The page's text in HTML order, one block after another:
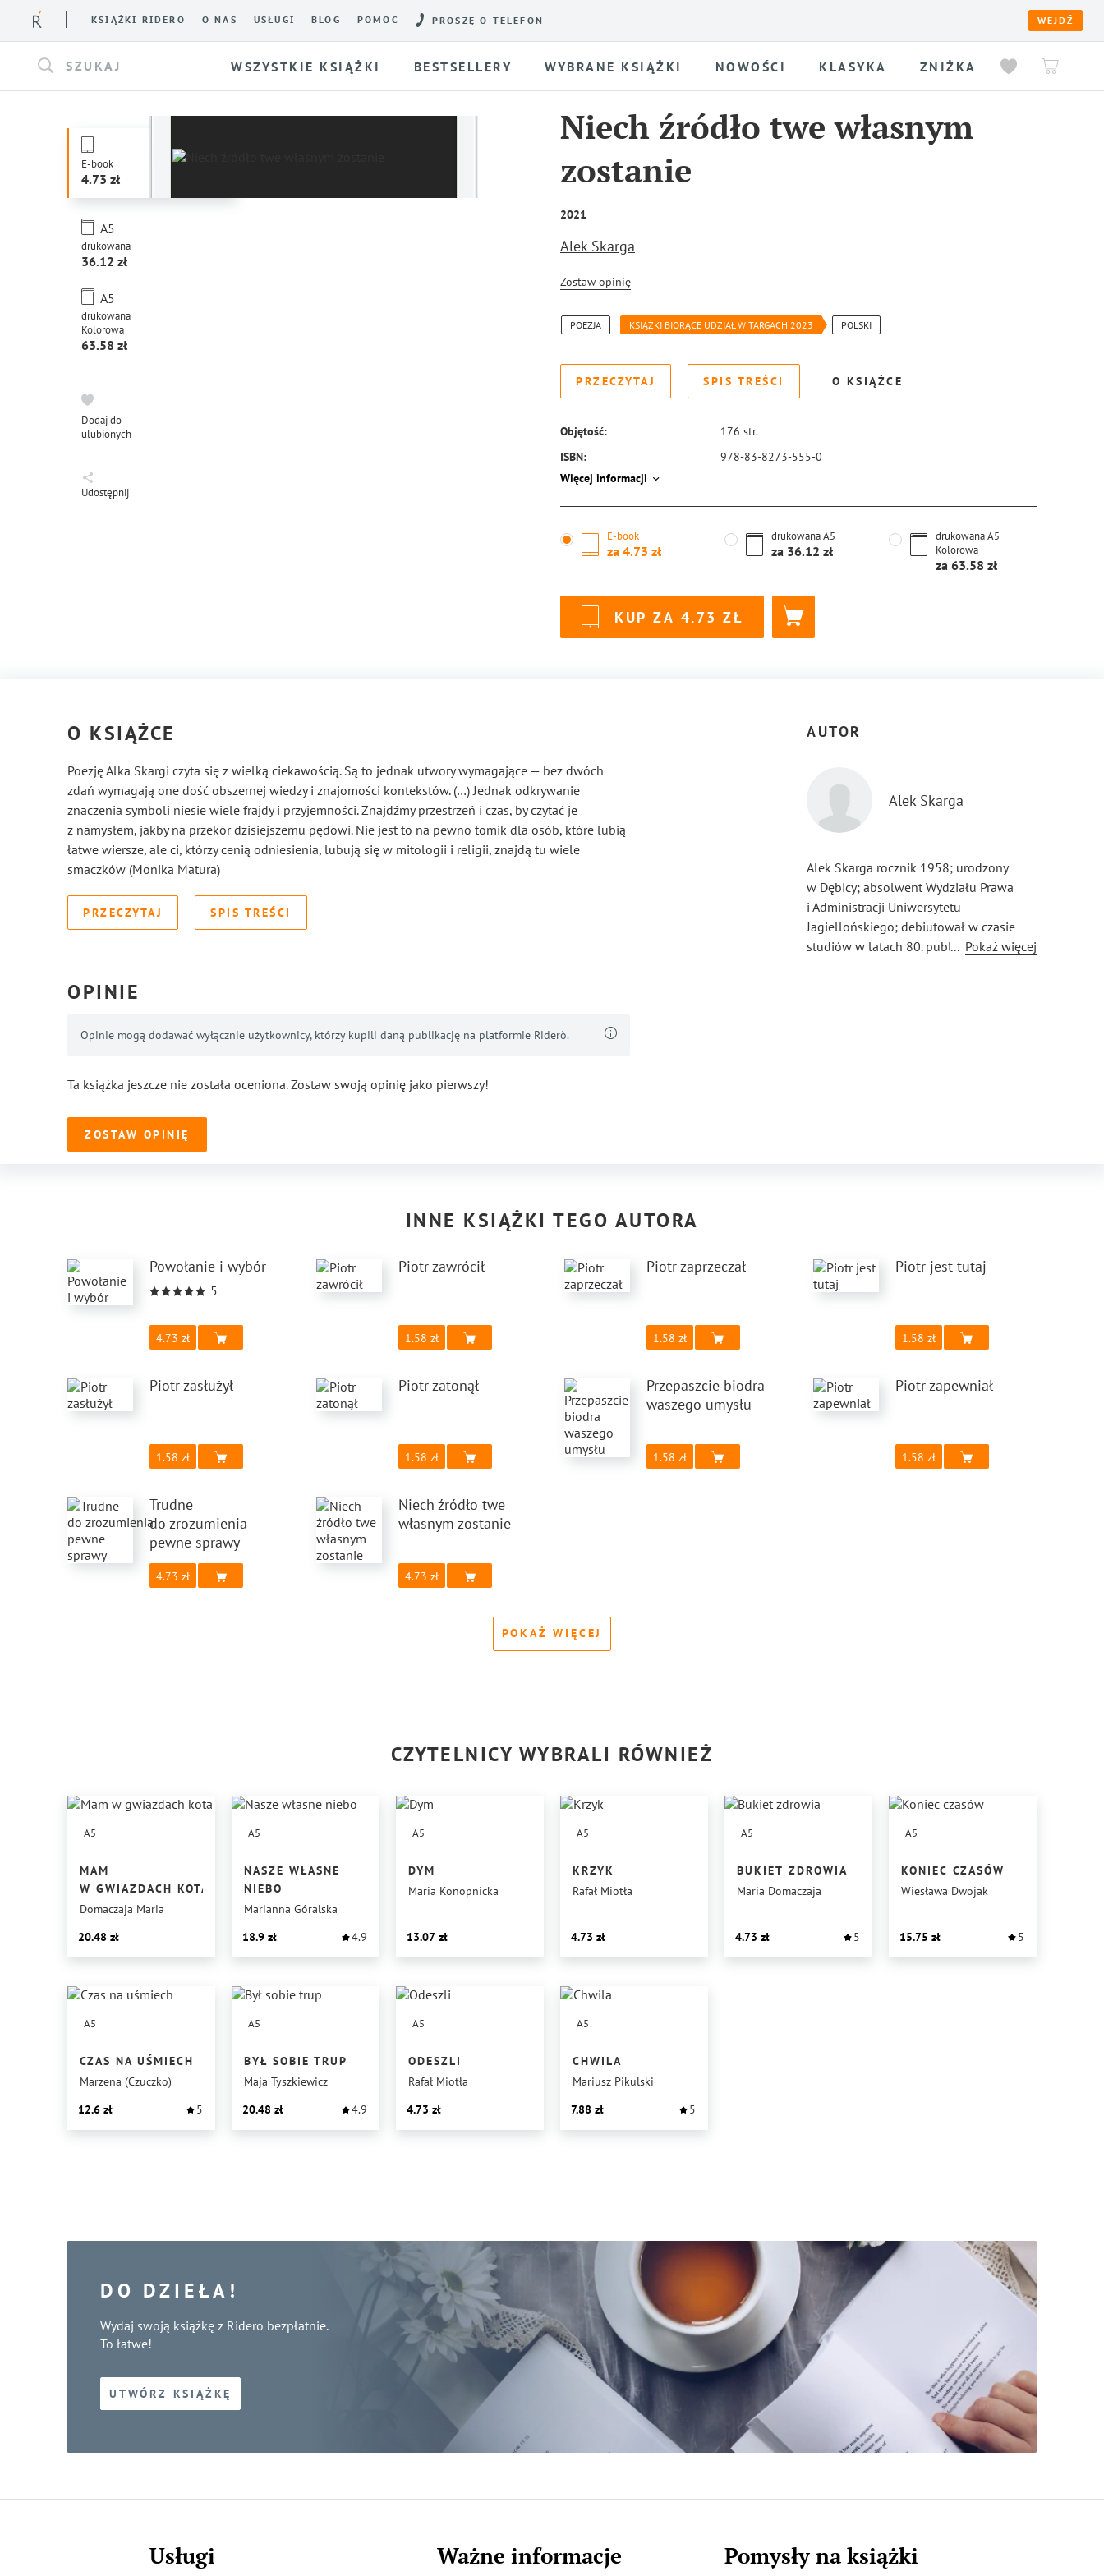
KSIĄŻKI RIDERO O NAS USŁUGI BLOG POMOC PROSZĘ O TELEFON WEJDŹ
SZUKAJ WSZYSTKIE KSIĄŻKI BESTSELLERY WYBRANE KSIĄŻKI NOWOŚCI KLASYKA ZNIŻKA
E-book
4.73
drukowana
A5
36.12
drukowana
A5
Kolorowa
63.58
Dodaj do
ulubionych
Udostępnij
Niech źródło twe własnym
zostanie
2021
Alek Skarga
Zostaw opinię
POEZJA KSIĄŻKI BIORĄCE UDZIAŁ W TARGACH 2023 POLSKI
PRZECZYTAJ SPIS TREŚCI O KSIĄŻCE
Objętość: 176 str.
ISBN:
978-83-8273-555-0
Więcej informacji
E-book
za 4.73
drukowanaA5
za 36.12
drukowanaA5
Kolorowa
za 63.58
KUP ZA 4.73
O KSIĄŻCE
Poezję Alka Skargi czyta się z wielką ciekawością. Są to jednak utwory wymagające — bez dwóch
zdań wymagają one dość obszernej wiedzy i znajomości kontekstów. (…) Jednak odkrywanie
znaczenia symboli niesie wiele frajdy i przyjemności. Znajdźmy przestrzeń i czas, by czytać je
z namysłem, jakby na przekór dzisiejszemu pędowi. Nie jest to na pewno tomik dla osób, które lubią
łatwe wiersze, ale ci, którzy cenią odniesienia, lubują się w mitologii i religii, znajdą tu wiele
smaczków (Monika Matura)
PRZECZYTAJ SPIS TREŚCI
OPINIE
Opinie mogą dodawać wyłącznie użytkownicy, którzy kupili daną publikację na platformie Riderò.
Ta książka jeszcze nie została oceniona. Zostaw swoją opinię jako pierwszy!
ZOSTAW OPINIĘ
AUTOR
Alek Skarga
Alek Skarga rocznik 1958; urodzony
w Dębicy; absolwent Wydziału Prawa
i Administracji Uniwersytetu
Jagiellońskiego; debiutował w czasie
studiów w latach 80. publikując swoje
... Pokaż więcej
INNE KSIĄŻKI TEGO AUTORA
Powołanie i wybór
5
4.73
Piotr zawrócił
1.58
Piotr zaprzeczał
1.58
Piotr jest tutaj
1.58
Piotr zasłużył
1.58
Piotr zatonął
1.58
Przepaszcie biodra
waszego umysłu
1.58
Piotr zapewniał
1.58
Trudne
do zrozumienia
pewne sprawy
4.73
Niech źródło twe
własnym zostanie
4.73
POKAŻ WIĘCEJ
CZYTELNICY WYBRALI RÓWNIEŻ
A5
MAM
W GWIAZDACH KOTA
Domaczaja Maria
20.48
A5
NASZE WŁASNE
NIEBO
Marianna Góralska
18.9
4.9
A5
DYM
Maria Konopnicka
13.07
A5
KRZYK
Rafał Miotła
4.73
A5
BUKIET ZDROWIA
Maria Domaczaja
4.73 5
A5
KONIEC CZASÓW
Wiesława Dwojak
15.75 5
A5
CZAS NA UŚMIECH
Marzena (Czuczko)
12.6
5
A5
BYŁ SOBIE TRUP
Maja Tyszkiewicz
20.48
4.9
A5
ODESZLI
Rafał Miotła
4.73
A5
CHWILA
Mariusz Pikulski
7.88
5
DO DZIEŁA!
Wydaj swoją książkę z Ridero bezpłatnie.
To łatwe!
UTWÓRZ KSIĄŻKĘ
Usługi Ważne informacje Pomysły na książki